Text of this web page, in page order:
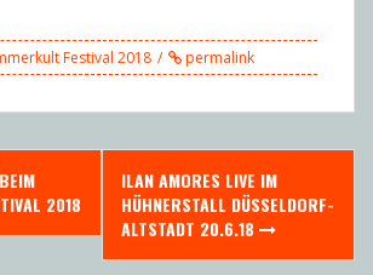
Festival 2018 permalink
2018
ILAN AMORES LIVE IM
HÜHNERSTALL DÜSSELDORF-
ALTSTADT 20.6.18